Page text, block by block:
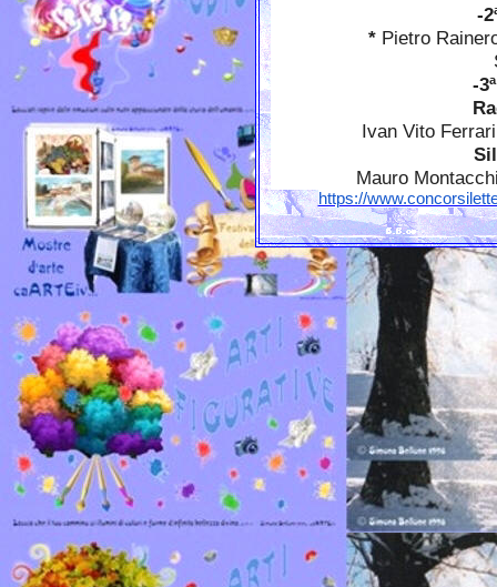
-
*Pietro
-
Ivan Vito Ferrari
Mauro
https://